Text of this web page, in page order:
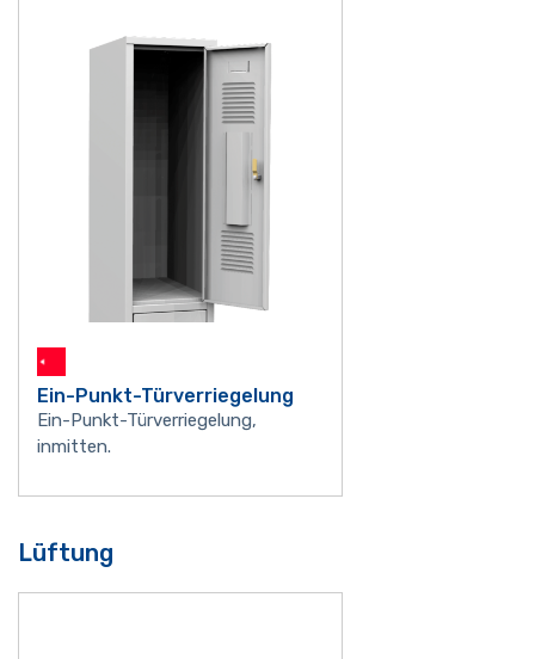
Ein-Punkt-Türverriegelung
Ein-Punkt-Türverriegelung,
inmitten.
Lüftung